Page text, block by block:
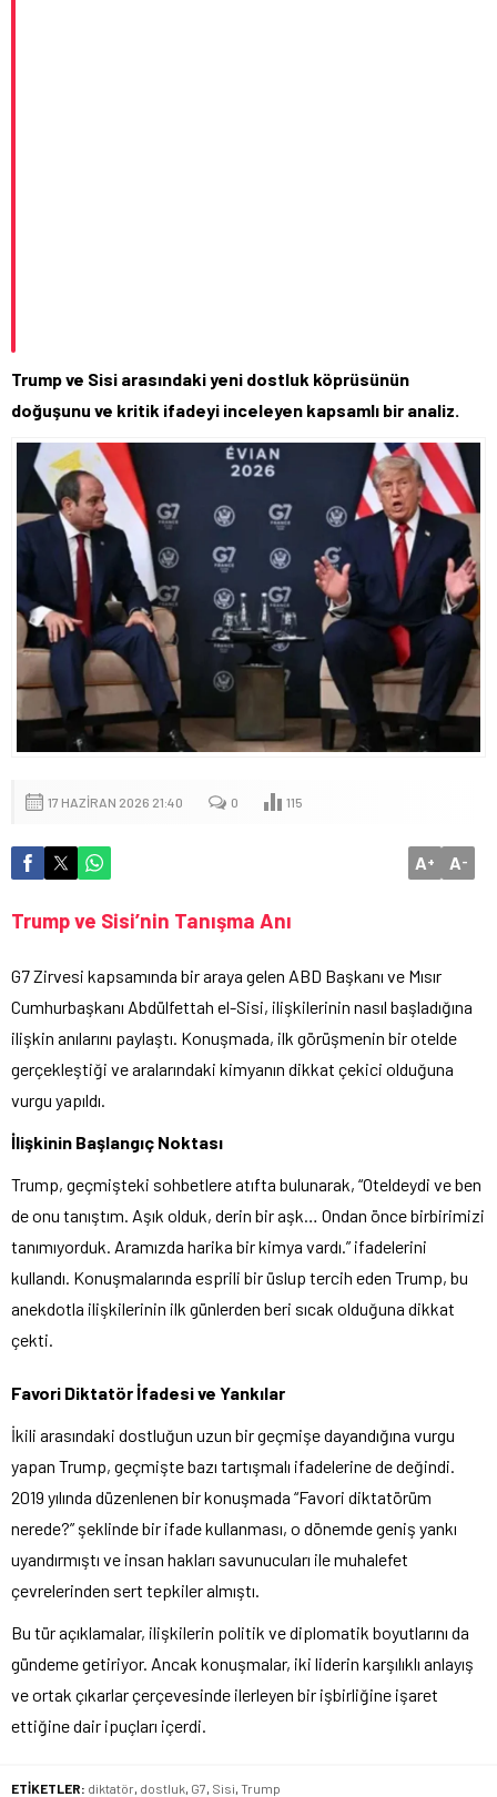
Trump ve Sisi arasındaki yeni dostluk köprüsünün
doğuşunu ve kritik ifadeyi inceleyen kapsamlı bir analiz.
17 HAZIRAN 2026 21:40 0 115
A+ A-
Trump ve Sisi’nin Tanışma Anı
G7 Zirvesi kapsamında bir araya gelen ABD Başkanı ve Mısır
Cumhurbaşkanı Abdülfettah el-Sisi, ilişkilerinin nasıl başladığına
ilişkin anılarını paylaştı. Konuşmada, ilk görüşmenin bir otelde
gerçekleştiği ve aralarındaki kimyanın dikkat çekici olduğuna
vurgu yapıldı.
İlişkinin Başlangıç Noktası
Trump, geçmişteki sohbetlere atıfta bulunarak, “Oteldeydi ve ben
de onu tanıştım. Aşık olduk, derin bir aşk… Ondan önce birbirimizi
tanımıyorduk. Aramızda harika bir kimya vardı.” ifadelerini
kullandı. Konuşmalarında esprili bir üslup tercih eden Trump, bu
anekdotla ilişkilerinin ilk günlerden beri sıcak olduğuna dikkat
çekti.
Favori Diktatör İfadesi ve Yankılar
İkili arasındaki dostluğun uzun bir geçmişe dayandığına vurgu
yapan Trump, geçmişte bazı tartışmalı ifadelerine de değindi.
2019 yılında düzenlenen bir konuşmada “Favori diktatörüm
nerede?” şeklinde bir ifade kullanması, o dönemde geniş yankı
uyandırmıştı ve insan hakları savunucuları ile muhalefet
çevrelerinden sert tepkiler almıştı.
Bu tür açıklamalar, ilişkilerin politik ve diplomatik boyutlarını da
gündeme getiriyor. Ancak konuşmalar, iki liderin karşılıklı anlayış
ve ortak çıkarlar çerçevesinde ilerleyen bir işbirliğine işaret
ettiğine dair ipuçları içerdi.
ETİKETLER: diktatör dostluk G7 Sisi Trump